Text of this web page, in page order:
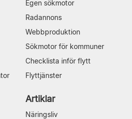
Egen sökmotor
Radannons
Webbproduktion
Sökmotor för kommuner
Checklista inför flytt
Flyttjänster
Artiklar
Näringsliv